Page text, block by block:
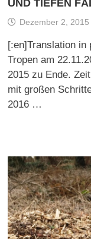
UND TIEFEN
Dezember 2, 2015
[:en]Translation in
Tropen am
2015 zu Ende.
mit großen
2016 …